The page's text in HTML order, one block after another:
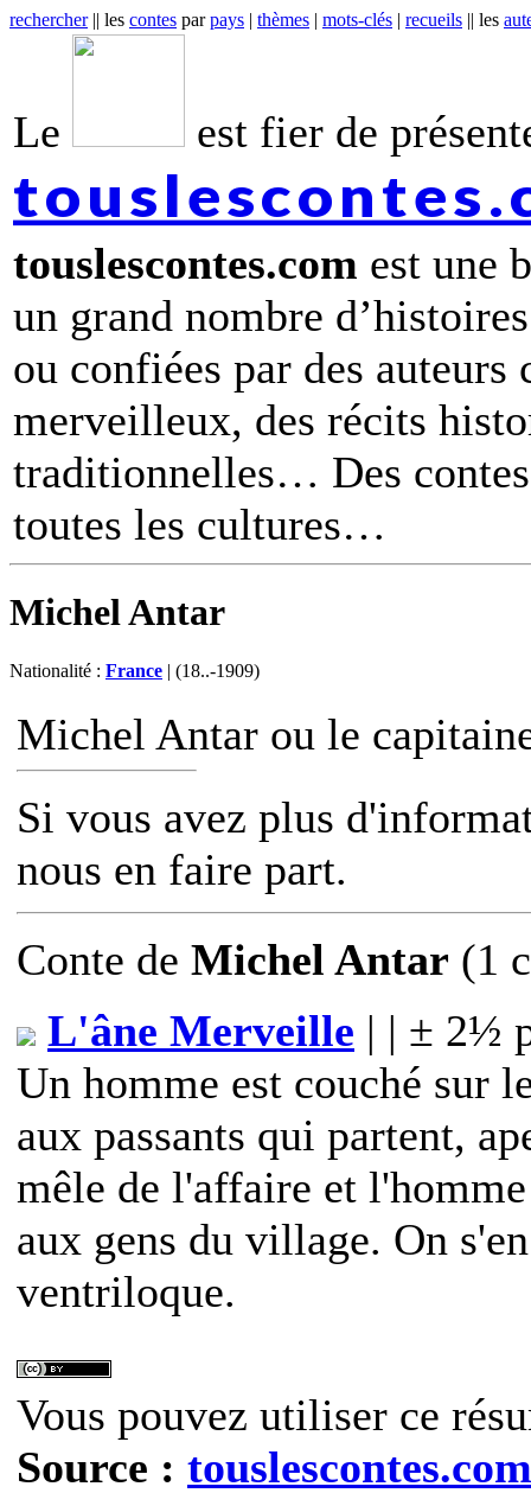
rechercher|| les contes parpays | thèmes | mots-clés | recueils || les
Le est fier de
touslescontes.com est une
un grand nombre
ou confiées par des
merveilleux, des récits
traditionnelles… Des
toutes les cultures
Michel Antar
Nationalité : France | (18..-1909)
Michel Antar ou le
Si vous avez plus
nous en faire part.
Conte de Michel Antar (1
L'âne Merveille | | ± 2½
Un homme est couché sur
aux passants qui partent,
mêle de l'affaire et
aux gens du village. On
ventriloque.
Vous pouvez utiliser ce
Source : touslescontes.com